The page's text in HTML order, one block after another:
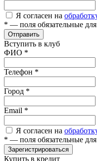
Я согласен на
* — поля обязательные
Отправить
Вступить в клуб
ФИО *
Телефон *
Город *
Email *
Я согласен на
* — поля обязательные
Зарегистрироваться
Купить в кредит